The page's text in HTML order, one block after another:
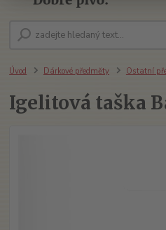
Úvod Dárkové předměty Ostatní
Igelitová taška